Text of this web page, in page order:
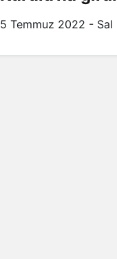
5 Temmuz 2022 - Sal